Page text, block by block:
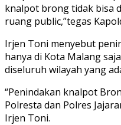
knalpot brong tidak bisa
ruang public,”tegas
Irjen Toni menyebut
hanya di Kota Malang
diseluruh wilayah yang
“Penindakan knalpot
Polresta dan Polres
Irjen Toni.